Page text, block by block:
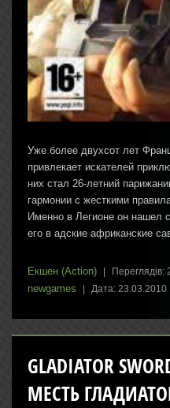
Уже более двухсот лет
привлекает искателей
них стал 26-летний
гармонии с жесткими
Именно в Легионе он нашел
его в адские африканские
Екшен (Action) Переглядів:
newgames Дата: 23.03.2010
GLADIATOR
МЕСТЬ